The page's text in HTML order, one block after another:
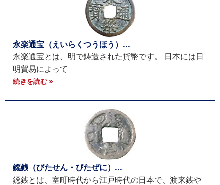
永楽通宝（えいらくつうほう）...
永楽通宝とは、明で鋳造された貨幣です。 日本には日
明貿易によって
続きを読む »
鐚銭（びたせん・びたぜに）...
鐚銭とは、室町時代から江戸時代の日本で、渡来銭や